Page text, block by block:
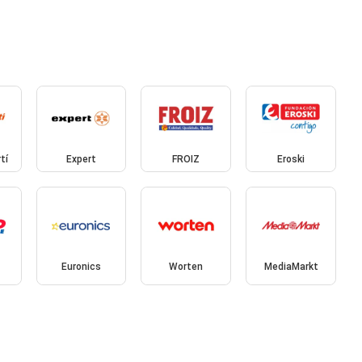
Expert FROIZ Eroski
Euronics Worten MediaMarkt